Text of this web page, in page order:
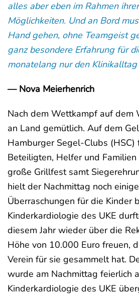
alles aber eben im Rahmen
Möglichkeiten. Und an Bord
Hand gehen, ohne Teamgeist
ganz besondere Erfahrung für
monatelang nur den Klinikalltag
— Nova Meierhenrich
Nach dem Wettkampf auf dem
an Land gemütlich. Auf dem
Hamburger Segel-Clubs (HSC)
Beteiligten, Helfer und
große Grillfest samt
hielt der Nachmittag noch
Überraschungen für die Kinder
Kinderkardiologie des UKE
diesem Jahr wieder über die
Höhe von 10.000 Euro freuen,
Verein für sie gesammelt hat.
wurde am Nachmittag feierlich
Kinderkardiologie des UKE